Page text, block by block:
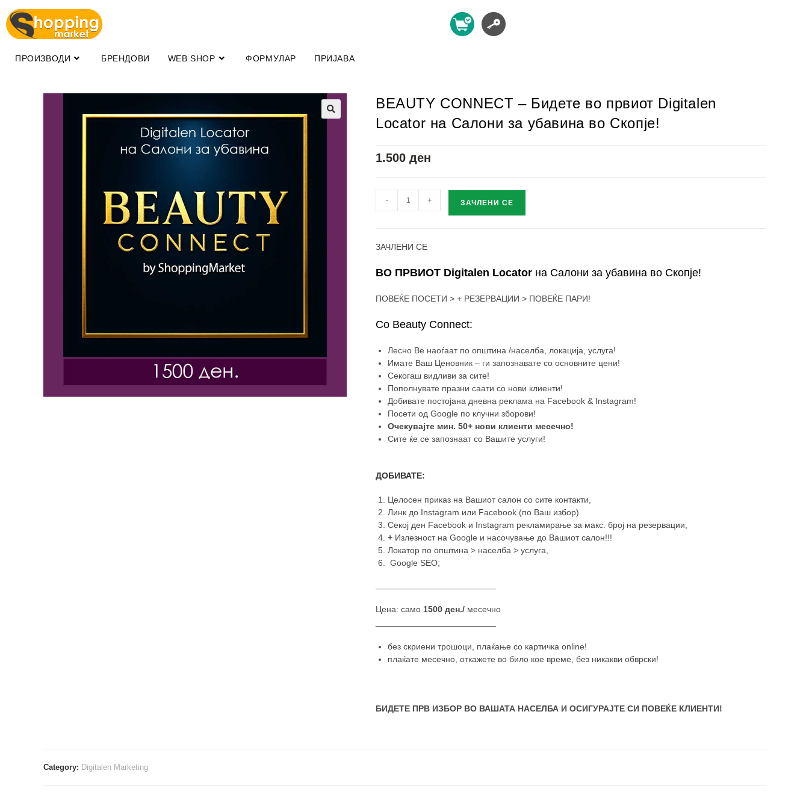
ПРОИЗВОДИ БРЕНДОВИ WEB SHOP ФОРМУЛАР ПРИЈАВА
BEAUTY CONNECT – Бидете во првиот Digitalen
Locator на Салони за убавина во Скопје!
1.500 ден
- + ЗАЧЛЕНИ СЕ
ЗАЧЛЕНИ СЕ
ВО ПРВИОТ Digitalen Locator на Салони за убавина во Скопје!
ПОВЕЌЕ ПОСЕТИ > + РЕЗЕРВАЦИИ > ПОВЕЌЕ ПАРИ!
Со Beauty Connect:
Лесно Ве наоѓаат по општина /населба, локација, услуга!
Имате Ваш Ценовник – ги запознавате со основните цени!
Секогаш видливи за сите!
Пополнувате празни саати со нови клиенти!
Добивате постојана дневна реклама на Facebook & Instagram!
Посети од Google по клучни зборови!
Очекувајте мин. 50+ нови клиенти месечно!
Сите ќе се запознаат со Вашите услуги!
ДОБИВАТЕ:
Целосен приказ на Вашиот салон со сите контакти,
Линк до Instagram или Facebook (по Ваш избор)
Секој ден Facebook и Instagram рекламирање за макс. број на резервации,
+ Излезност на Google и насочување до Вашиот салон!!!
Локатор по општина > населба > услуга,
Google SEO;
Цена: само 1500 ден./ месечно
без скриени трошоци, плаќање со картичка online!
плаќате месечно, откажете во било кое време, без никакви обврски!
БИДЕТЕ ПРВ ИЗБОР ВО ВАШАТА НАСЕЛБА И ОСИГУРАЈТЕ СИ ПОВЕЌЕ КЛИЕНТИ!
Category: Digitalen Marketing